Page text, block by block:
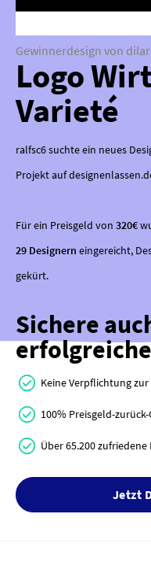
Gewinnerdesign von
Logo
Varieté
ralfsc6 suchte ein neues
Projekt auf
Für ein Preisgeld von 320€
29 Designern eingereicht,
gekürt.
Sichere
Keine Verpflichtung
100% Preisgeld-
Über 65.200
Jetzt